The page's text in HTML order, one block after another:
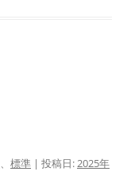
、 標準 | 投稿日:2025年